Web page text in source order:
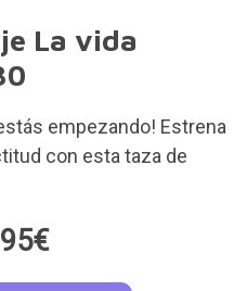
La vida
empezando! Estrena
con esta taza de